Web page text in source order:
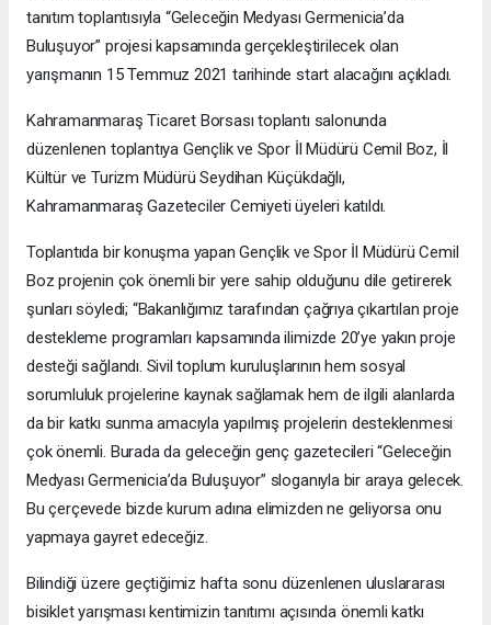
tanıtım toplantısıyla “Geleceğin Medyası Germenicia’da
Buluşuyor” projesi kapsamında gerçekleştirilecek olan
yarışmanın 15 Temmuz 2021 tarihinde start alacağını açıkladı.
Kahramanmaraş Ticaret Borsası toplantı salonunda
düzenlenen toplantıya Gençlik ve Spor İl Müdürü Cemil Boz, İl
Kültür ve Turizm Müdürü Seydihan Küçükdağlı,
Kahramanmaraş Gazeteciler Cemiyeti üyeleri katıldı.
Toplantıda bir konuşma yapan Gençlik ve Spor İl Müdürü Cemil
Boz projenin çok önemli bir yere sahip olduğunu dile getirerek
şunları söyledi; “Bakanlığımız tarafından çağrıya çıkartılan proje
destekleme programları kapsamında ilimizde 20’ye yakın proje
desteği sağlandı. Sivil toplum kuruluşlarının hem sosyal
sorumluluk projelerine kaynak sağlamak hem de ilgili alanlarda
da bir katkı sunma amacıyla yapılmış projelerin desteklenmesi
çok önemli. Burada da geleceğin genç gazetecileri “Geleceğin
Medyası Germenicia’da Buluşuyor” sloganıyla bir araya gelecek.
Bu çerçevede bizde kurum adına elimizden ne geliyorsa onu
yapmaya gayret edeceğiz.
Bilindiği üzere geçtiğimiz hafta sonu düzenlenen uluslararası
bisiklet yarışması kentimizin tanıtımı açısında önemli katkı